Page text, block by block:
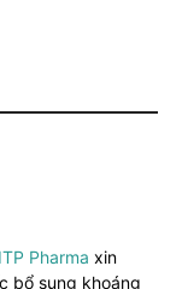
Pharma xin
bổ sung khoáng